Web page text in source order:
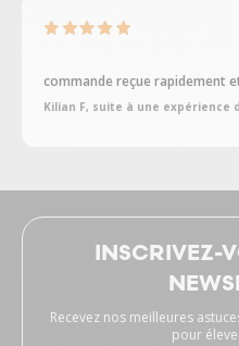
commande reçue rapidement
Kilian F, suite à une expérience
INSCRIVEZ-
Recevez nos meilleures
pour